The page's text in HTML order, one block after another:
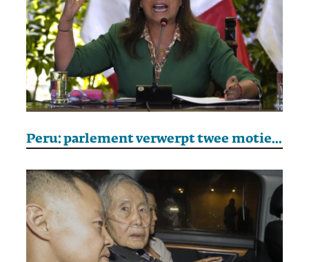
Peru: parlement verwerpt twee moties van wantrouwen tegen president Boluarte